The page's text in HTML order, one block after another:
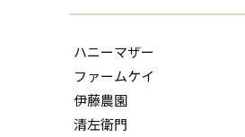
ハニーマザー
ファームケイ
伊藤農園
清左衛門